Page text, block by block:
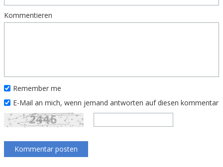
Kommentieren
Remember me
E-Mail an mich, wenn jemand antworten auf diesen kommentar